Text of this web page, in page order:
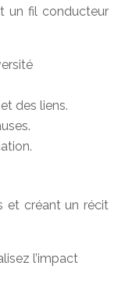
un fil conducteur
des liens.
et créant un récit
l’impact